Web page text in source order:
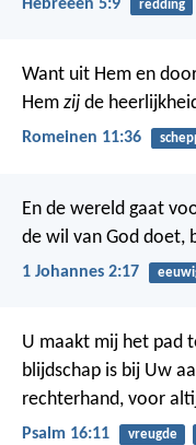
Hebreeën 5:9 redding
Want uit Hem en
Hem zij de
Romeinen 11:36
En de wereld gaat
de wil van God doet,
1 Johannes 2:17
U maakt mij het pad
blijdschap is bij Uw
rechterhand, voor
Psalm 16:11 vreugde